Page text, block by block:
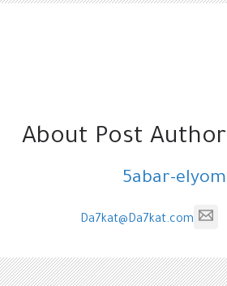
About Post Author
5abar-elyom
Da7kat@Da7kat.com